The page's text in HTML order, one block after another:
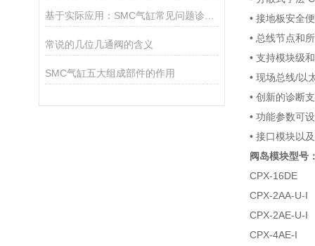
常说的几位几通阀的含义
SMC气缸五大组成部件的作用
• 接地板安全
• 总线节点和
• 支持模块级
• 现场总线/以
• 创新的诊断
• 功能参数可
• 接口模块以
阀岛模块型号
CPX-16DE
CPX-2AA-U-I
CPX-2AE-U-I
CPX-4AE-I